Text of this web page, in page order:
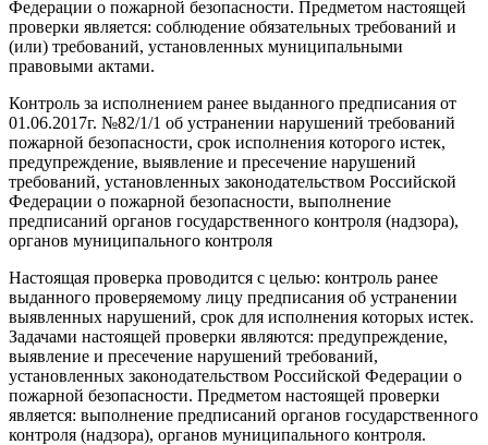
Федерации о пожарной безопасности. Предметом настоящей
проверки является: соблюдение обязательных требований и
(или) требований, установленных муниципальными
правовыми актами.
Контроль за исполнением ранее выданного предписания от
01.06.2017г. №82/1/1 об устранении нарушений требований
пожарной безопасности, срок исполнения которого истек,
предупреждение, выявление и пресечение нарушений
требований, установленных законодательством Российской
Федерации о пожарной безопасности, выполнение
предписаний органов государственного контроля (надзора),
органов муниципального контроля
Настоящая проверка проводится с целью: контроль ранее
выданного проверяемому лицу предписания об устранении
выявленных нарушений, срок для исполнения которых истек.
Задачами настоящей проверки являются: предупреждение,
выявление и пресечение нарушений требований,
установленных законодательством Российской Федерации о
пожарной безопасности. Предметом настоящей проверки
является: выполнение предписаний органов государственного
контроля (надзора), органов муниципального контроля.